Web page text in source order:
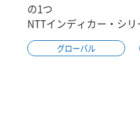
の1つ
NTTインディカー・シリ
グローバル